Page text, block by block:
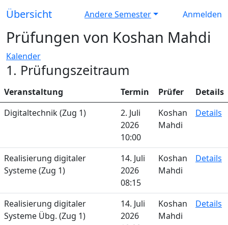
Übersicht Andere Semester Anmelden
Prüfungen von Koshan Mahdi
Kalender
1. Prüfungszeitraum
Veranstaltung Termin Prüfer
Details
Digitaltechnik (Zug 1)
2. Juli
2026
10:00
Koshan
Mahdi
Details
Realisierung digitaler
Systeme (Zug 1)
14. Juli
2026
08:15
Koshan
Mahdi
Details
Realisierung digitaler
Systeme Übg. (Zug 1)
14. Juli
2026
Koshan
Mahdi
Details